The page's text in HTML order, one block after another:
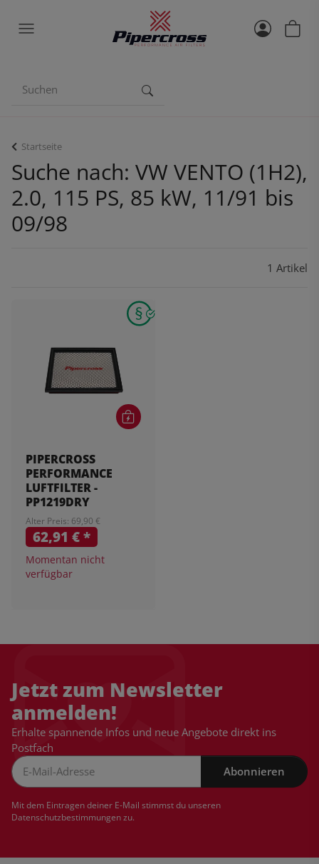
Startseite
Suche nach: VW VENTO (1H2),
2.0, 115 PS, 85 kW, 11/91 bis
09/98
1 Artikel
PIPERCROSS
PERFORMANCE
LUFTFILTER -
PP1219DRY
Alter Preis: 69,90 €
62,91 €*
Momentan nicht
verfügbar
Jetzt zum Newsletter
anmelden!
Erhalte spannende Infos und neue Angebote direkt ins
Postfach
Abonnieren
Mit dem Eintragen deiner E-Mail stimmst du unseren
Datenschutzbestimmungenzu.